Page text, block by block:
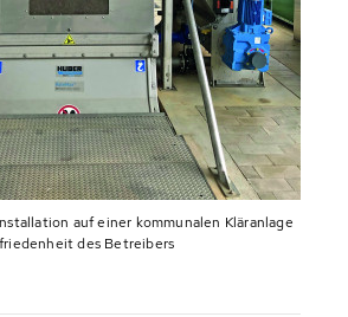
auf einer kommunalen Kläranlage
des Betreibers